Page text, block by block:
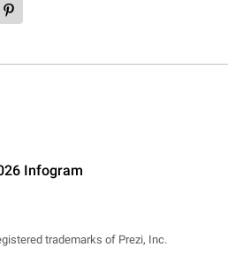
Infogram
trademarks of Prezi, Inc.